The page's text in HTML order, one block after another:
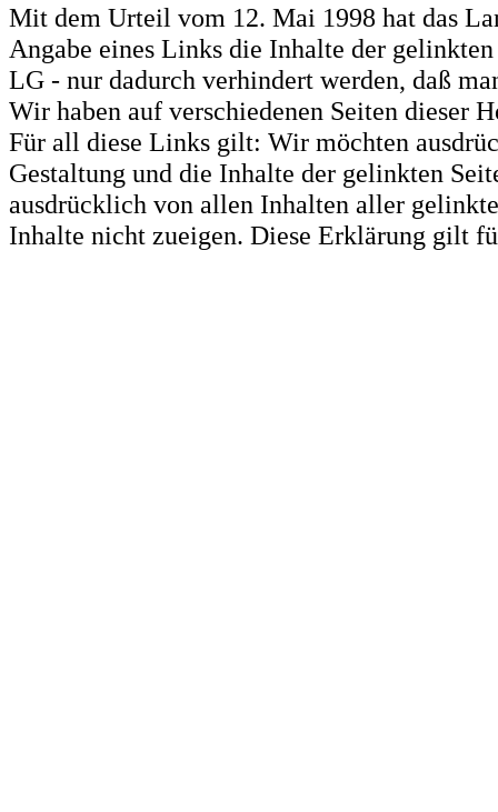
Mit dem Urteil vom 12. Mai 1998 hat das
Angabe eines Links die Inhalte der
LG - nur dadurch verhindert werden, daß
Wir haben auf verschiedenen Seiten dieser
Für all diese Links gilt: Wir möchten
Gestaltung und die Inhalte der gelinkten
ausdrücklich von allen Inhalten aller
Inhalte nicht zueigen. Diese Erklärung gilt